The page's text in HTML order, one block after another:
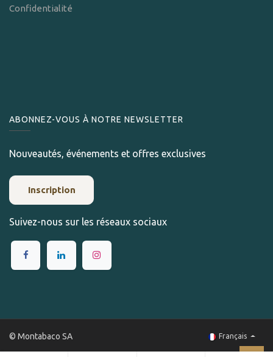
Confidentialité
ABONNEZ-VOUS À NOTRE NEWSLETTER
Nouveautés, événements et offres exclusives
Inscription
Suivez-nous sur les réseaux sociaux
© Montabaco SA Français